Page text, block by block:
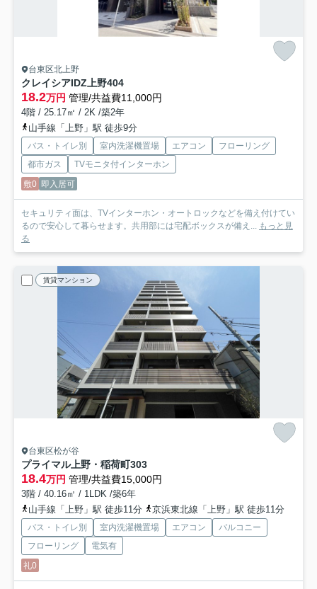
台東区北上野
クレイシアIDZ上野404
18.2万円 管理/共益費11,000円
4階 / 25.17㎡ / 2K /築2年
山手線「上野」駅 徒歩9分
バス・トイレ別 室内洗濯機置場 エアコン
フローリング
都市ガス
TVモニタ付インターホン
敷0 即入居可
セキュリティ面は、TVインターホン・オートロックなどを備え付けてい
るので安心して暮らせます。共用部には宅配ボックスが備え... もっと見
る
賃貸マンション
台東区松が谷
プライマル上野・稲荷町303
18.4万円 管理/共益費15,000円
3階 / 40.16㎡ / 1LDK /築6年
山手線「上野」駅 徒歩11分
京浜東北線「上野」駅 徒歩11分
バス・トイレ別 室内洗濯機置場 エアコン
バルコニー
フローリング
電気有
礼0